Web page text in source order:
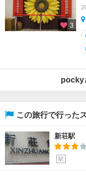
3
pocky
この旅行で行った
新荘駅
駅